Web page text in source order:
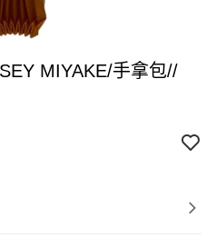
MIYAKE/手拿包//